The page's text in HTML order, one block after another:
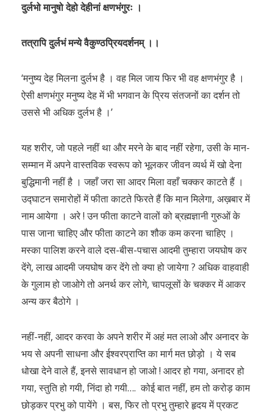
दुर्लभो मानुषो देहो देहीनां क्षणभंगुरः ।
तत्रापि दुर्लभं मन्ये वैकुण्ठप्रियदर्शनम् ।।
‘मनुष्य देह मिलना दुर्लभ है । वह मिल जाय फिर भी वह क्षणभंगुर है ।
ऐसी क्षणभंगुर मनुष्य देह में भी भगवान के प्रिय संतजनों का दर्शन तो
उससे भी अधिक दुर्लभ है ।’
यह शरीर, जो पहले नहीं था और मरने के बाद नहीं रहेगा, उसी के मान-
सम्मान में अपने वास्तविक स्वरूप को भूलकर जीवन व्यर्थ में खो देना
बुद्धिमानी नहीं है । जहाँ जरा सा आदर मिला वहाँ चक्कर काटते हैं ।
उद्घाटन समारोहों में फीता काटते फिरते हैं कि मान मिलेगा, अख़बार में
नाम आयेगा । अरे ! उन फीता काटने वालों को ब्रह्मज्ञानी गुरुओं के
पास जाना चाहिए और फीता काटने का शौक कम करना चाहिए ।
मस्का पालिश करने वाले दस-बीस-पचास आदमी तुम्हारा जयघोष कर
देंगे, लाख आदमी जयघोष कर देंगे तो क्या हो जायेगा ? अधिक वाहवाही
के गुलाम हो जाओगे तो अनर्थ कर लोगे, चापलूसों के चक्कर में आकर
अन्य कर बैठोगे ।
नहीं-नहीं, आदर करवा के अपने शरीर में अहं मत लाओ और अनादर के
भय से अपनी साधना और ईश्वरप्राप्ति का मार्ग मत छोड़ो । ये सब
धोखा देने वाले हैं, इनसे सावधान हो जाओ ! आदर हो गया, अनादर हो
गया, स्तुति हो गयी, निंदा हो गयी…. कोई बात नहीं, हम तो करोड़ काम
छोड़कर प्रभु को पायेंगे । बस, फिर तो प्रभु तुम्हारे हृदय में प्रकट